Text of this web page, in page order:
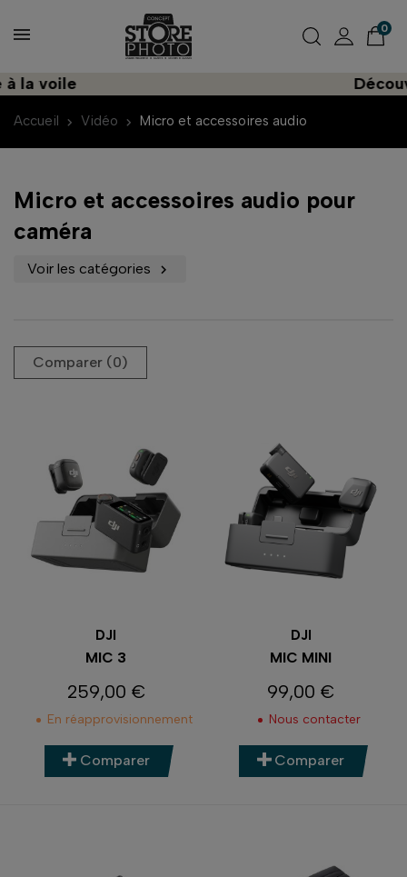
0
Accueil Vidéo Micro et accessoires audio
Micro et accessoires audio pour
caméra
Voir les catégories 
Comparer (0)‎
DJI
MIC 3
Prix
259,00 €
En réapprovisionnement
Comparer
DJI
MIC MINI
Prix
99,00 €
Nous contacter
Comparer